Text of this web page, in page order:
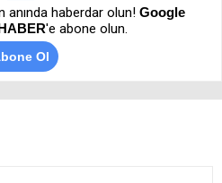
anında haberdar olun! Google
'e abone olun.
Ol